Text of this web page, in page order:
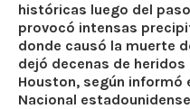
históricas luego del
provocó intensas
donde causó la muerte
dejó decenas de
Houston, según informó
Nacional